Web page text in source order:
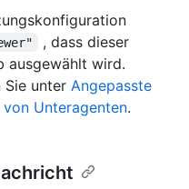
, dass dieser
ausgewählt wird.
Sie unter Angepasste
Unteragenten.